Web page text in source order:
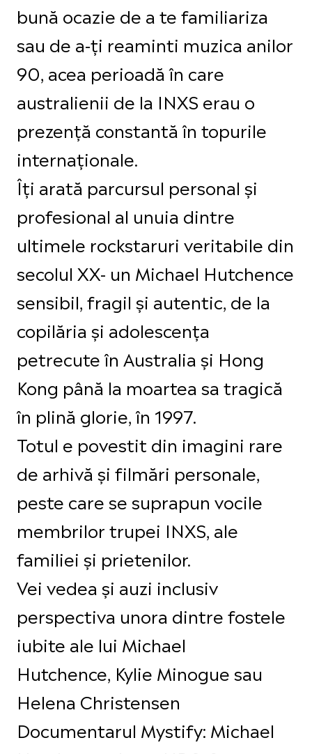
bună ocazie de a te familiariza
sau de a-ți reaminti muzica anilor
90, acea perioadă în care
australienii de la INXS erau o
prezență constantă în topurile
internaționale.
Îți arată parcursul personal și
profesional al unuia dintre
ultimele rockstaruri veritabile din
secolul XX- un Michael Hutchence
sensibil, fragil și autentic, de la
copilăria și adolescența
petrecute în Australia și Hong
Kong până la moartea sa tragică
în plină glorie, în 1997.
Totul e povestit din imagini rare
de arhivă și filmări personale,
peste care se suprapun vocile
membrilor trupei INXS, ale
familiei și prietenilor.
Vei vedea și auzi inclusiv
perspectiva unora dintre fostele
iubite ale lui Michael
Hutchence, Kylie Minogue sau
Helena Christensen
Documentarul Mystify: Michael